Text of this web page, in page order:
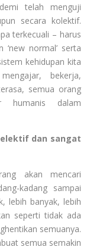
telah menguji
secara kolektif.
terkecuali – harus
normal’ serta
kehidupan kita
bekerja,
semua orang
humanis dalam
dan sangat
akan mencari
kadang sampai
lebih banyak, lebih
seperti tidak ada
semuanya.
semua semakin